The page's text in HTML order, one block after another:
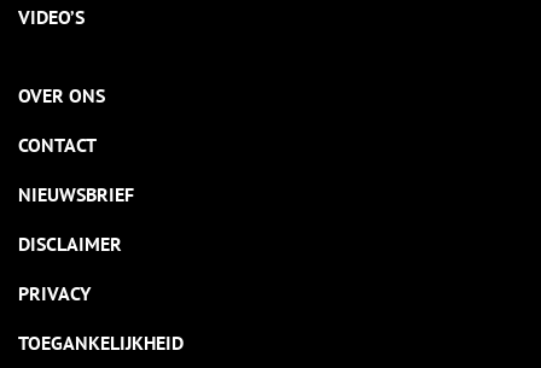
VIDEO’S
OVER ONS
CONTACT
NIEUWSBRIEF
DISCLAIMER
PRIVACY
TOEGANKELIJKHEID